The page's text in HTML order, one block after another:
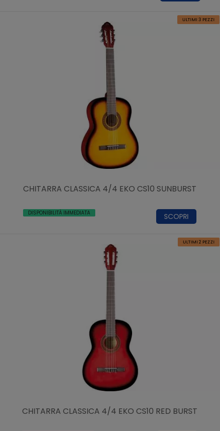
ULTIMI 3 PEZZI
CHITARRA CLASSICA 4/4 EKO CS10 SUNBURST
DISPONIBILITÀ IMMEDIATA SCOPRI
ULTIMI 2 PEZZI
CHITARRA CLASSICA 4/4 EKO CS10 RED BURST